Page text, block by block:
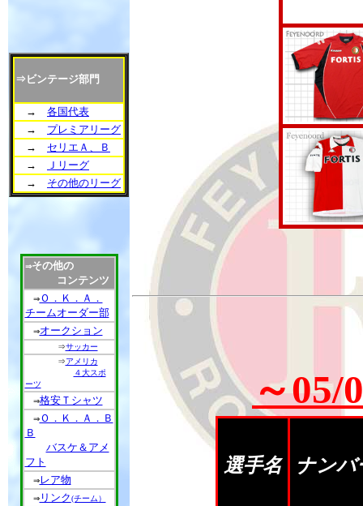
⇒ビンテージ部門
→ 各国代表
→ プレミアリーグ
→ セリエＡ、Ｂ
→
Ｊリーグ
→ その他のリーグ
⇒その他の
コンテンツ
⇒Ｏ．Ｋ．Ａ．
チームオーダー部
⇒オークション
⇒サッカー
⇒アメリカ
４大スポ
ーツ
⇒格安Ｔシャツ
⇒Ｏ．Ｋ．Ａ．Ｂ
Ｂ
バスケ＆アメ
フト
⇒レア物
⇒リンク(チーム）
～
選手名 ナンバ